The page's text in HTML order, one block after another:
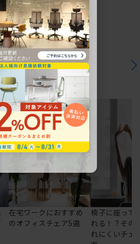
ム
在宅ワークにおすすめ
のオフィスチェア5選
椅子に座って
れる！？その
れにくいチェ